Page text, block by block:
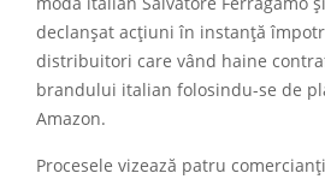
declanșat acțiuni în instanță
distribuitori care vând haine
brandului italian folosindu-se de
Amazon.
Procesele vizează patru